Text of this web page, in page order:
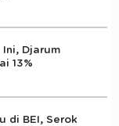
Djarum
13%
di BEI, Serok